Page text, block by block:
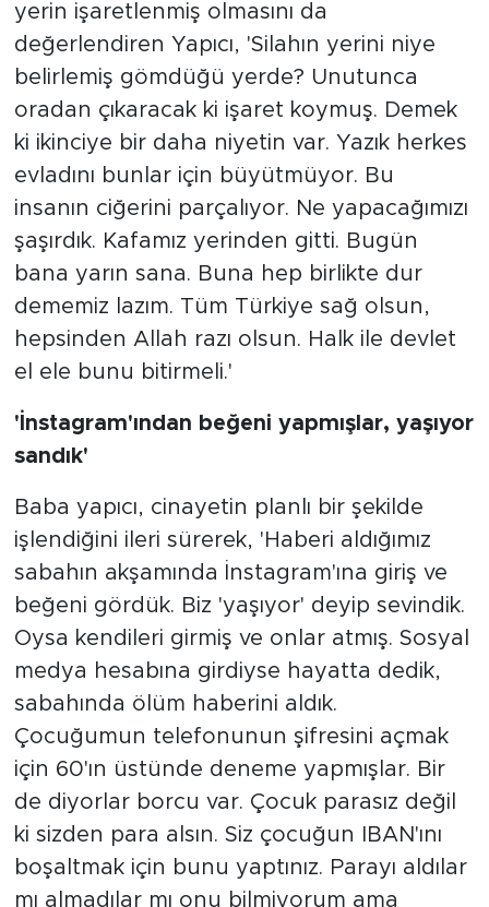
yerin işaretlenmiş olmasını da
değerlendiren Yapıcı, 'Silahın yerini niye
belirlemiş gömdüğü yerde? Unutunca
oradan çıkaracak ki işaret koymuş. Demek
ki ikinciye bir daha niyetin var. Yazık herkes
evladını bunlar için büyütmüyor. Bu
insanın ciğerini parçalıyor. Ne yapacağımızı
şaşırdık. Kafamız yerinden gitti. Bugün
bana yarın sana. Buna hep birlikte dur
dememiz lazım. Tüm Türkiye sağ olsun,
hepsinden Allah razı olsun. Halk ile devlet
el ele bunu bitirmeli.'
'İnstagram'ından beğeni yapmışlar, yaşıyor
sandık'
Baba yapıcı, cinayetin planlı bir şekilde
işlendiğini ileri sürerek, 'Haberi aldığımız
sabahın akşamında İnstagram'ına giriş ve
beğeni gördük. Biz 'yaşıyor' deyip sevindik.
Oysa kendileri girmiş ve onlar atmış. Sosyal
medya hesabına girdiyse hayatta dedik,
sabahında ölüm haberini aldık.
Çocuğumun telefonunun şifresini açmak
için 60'ın üstünde deneme yapmışlar. Bir
de diyorlar borcu var. Çocuk parasız değil
ki sizden para alsın. Siz çocuğun IBAN'ını
boşaltmak için bunu yaptınız. Parayı aldılar
mı almadılar mı onu bilmiyorum ama